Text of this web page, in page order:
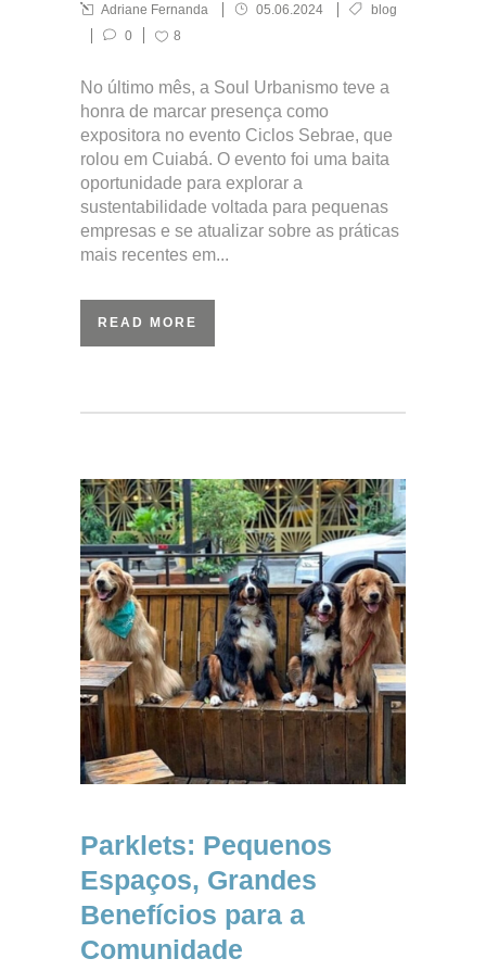
Adriane Fernanda 05.06.2024
blog
0
8
No último mês, a Soul Urbanismo teve a
honra de marcar presença como
expositora no evento Ciclos Sebrae, que
rolou em Cuiabá. O evento foi uma baita
oportunidade para explorar a
sustentabilidade voltada para pequenas
empresas e se atualizar sobre as práticas
mais recentes em...
READ MORE
Parklets: Pequenos
Espaços, Grandes
Benefícios para a
Comunidade